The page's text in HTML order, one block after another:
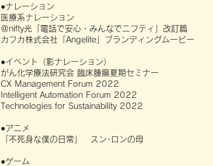
●ナレーション
医療系ナレーション
＠nifty光「電話で安心・みんなでニフティ」改訂篇
カフカ株式会社「Angelite」ブランディングムービー
●イベント（影ナレーション）
がん化学療法研究会 臨床腫瘍夏期セミナー
CX Management Forum 2022
Intelligent Automation Forum 2022
Technologies for Sustainability 2022
●アニメ
「不死身な僕の日常」 スン･ロンの母
●ゲーム